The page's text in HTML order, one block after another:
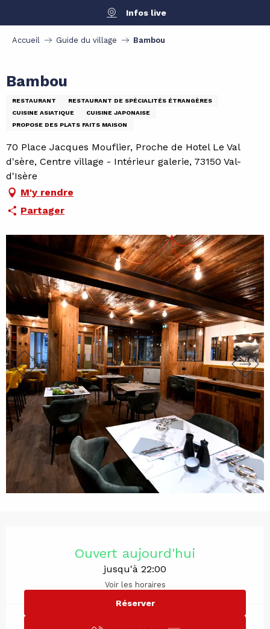
contenu
Infos live
Accueil Guide du village Bambou
Bambou
RESTAURANT
RESTAURANT DE SPÉCIALITÉS ÉTRANGÈRES
CUISINE ASIATIQUE
CUISINE JAPONAISE
PROPOSE DES PLATS FAITS MAISON
70 Place Jacques Mouflier, Proche de Hotel Le Val
d'sère, Centre village - Intérieur galerie, 73150 Val-
d'Isère
M'y rendre
Partager
Ouvert aujourd'hui
jusqu'à 22:00
Voir les horaires
Réserver